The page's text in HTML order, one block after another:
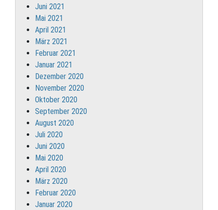
Juni 2021
Mai 2021
April 2021
März 2021
Februar 2021
Januar 2021
Dezember 2020
November 2020
Oktober 2020
September 2020
August 2020
Juli 2020
Juni 2020
Mai 2020
April 2020
März 2020
Februar 2020
Januar 2020